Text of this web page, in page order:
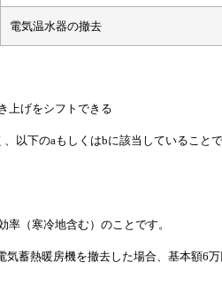
電気温水器の撤去
上げをシフトできる
以下のaもしくはbに該当していることで
（寒冷地含む）のことです。
蓄熱暖房機を撤去した場合、基本額6